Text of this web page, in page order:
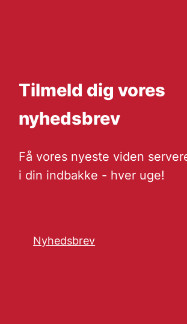
Tilmeld dig vores
nyhedsbrev
Få vores nyeste viden
i din indbakke - hver uge!
Nyhedsbrev